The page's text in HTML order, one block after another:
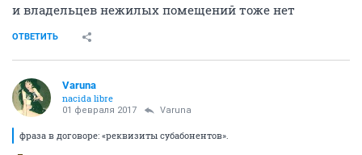
и владельцев нежилых помещений тоже нет
ОТВЕТИТЬ
Varuna
nacida libre
01 февраля 2017 Varuna
фраза в договоре: «реквизиты субабонентов».